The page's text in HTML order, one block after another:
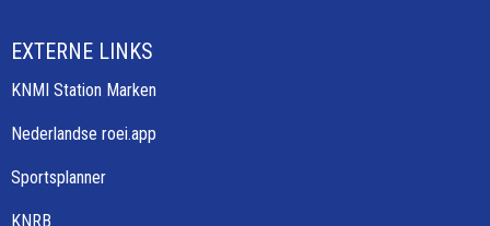
EXTERNE LINKS
KNMI Station Marken
Nederlandse roei.app
Sportsplanner
KNRB